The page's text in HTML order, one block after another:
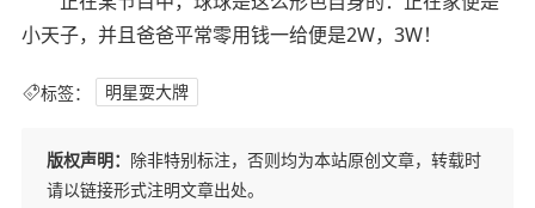
小天子，并且爸爸平常零用钱一给便是2W，3W！
标签： 明星耍大牌
版权声明： 除非特别标注，否则均为本站原创文章，转载时
请以链接形式注明文章出处。